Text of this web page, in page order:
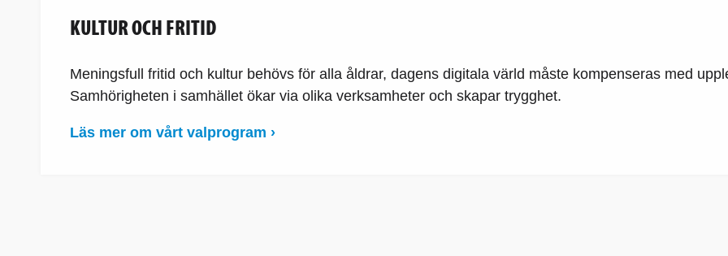
KULTUR OCH FRITID
Meningsfull fritid och kultur behövs för alla åldrar, dagens digitala värld måste kompenseras med
Samhörigheten i samhället ökar via olika verksamheter och skapar trygghet.
Läs mer om vårt valprogram ›